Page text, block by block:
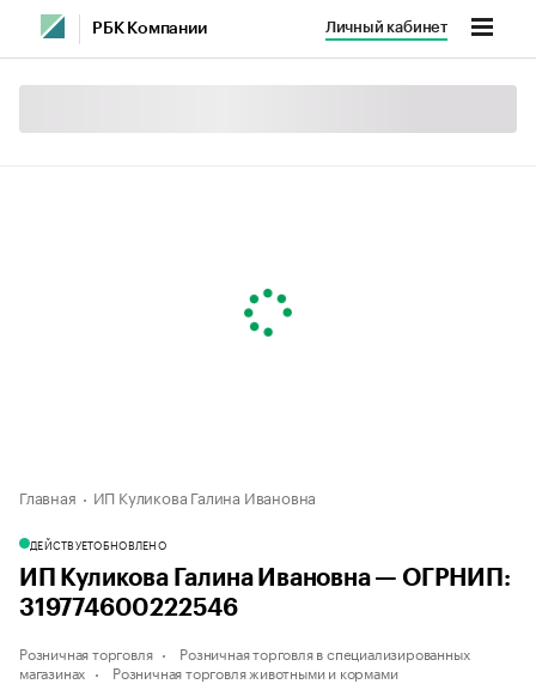
РБК Компании Личный кабинет
Главная ИП Куликова Галина Ивановна
ДЕЙСТВУЕТОБНОВЛЕНО
ИП Куликова Галина Ивановна — ОГРНИП:
319774600222546
Розничная торговля
Розничная торговля в специализированных
магазинах
Розничная торговля животными и кормами